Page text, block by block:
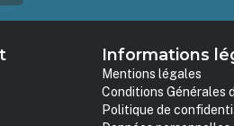
Informations
Mentions légales
Conditions Générales
Politique de